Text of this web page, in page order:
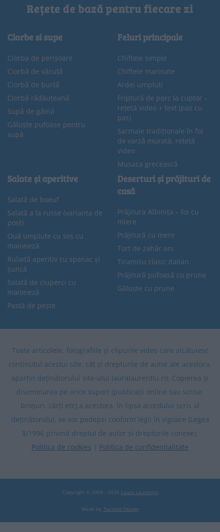
Rețete de bază pentru fiecare zi
Ciorbe si supe
Ciorba de perișoare
Ciorbă de văcuță
Ciorbă de burtă
Ciorbă rădăuțeană
Supă de găină
Găluște pufoase pentru
supă
Feluri principale
Chiftele simple
Chiftele marinate
Ardei umpluți
Friptură de porc la cuptor –
rețetă video + text (pas cu
pas)
Sarmale tradiționale în foi
de varză murată, rețetă
video
Musaca grecească
Salate și aperitive
Salată de boeuf
Salată a la russe (varianta de
post)
Ouă umplute cu sos cu
maioneză
Ruladă aperitiv cu spanac și
șuncă
Salată de ciuperci cu
maioneză
Pastă de pește
Deserturi și prăjituri de
casă
Prăjitura Albinița – foi cu
miere
Prăjitură cu mere
Tort de zahăr ars
Tiramisu clasic italian
Prăjitură pufoasă cu prune
Găluște cu prune
Toate articolele, fotografiile și clipurile video care alcătuiesc
conținutul acestui site, cât și drepturile de autor ale acestora,
aparțin deținătorului site-ului lauralaurentiu.ro. Copierea și
diseminarea pe orice suport (publicații online sau scrise,
broșuri, cărți etc) a acestora, în lipsa acordului scris al
deținătorului, se vor pedepsi conform legii în vigoare (Legea
8/1996 privind dreptul de autor și drepturile conexe).
Politica de cookies | Politica de confidentialitate
Copyright © 2009 - 2026 Laura Laurențiu
Made by Twisted Design